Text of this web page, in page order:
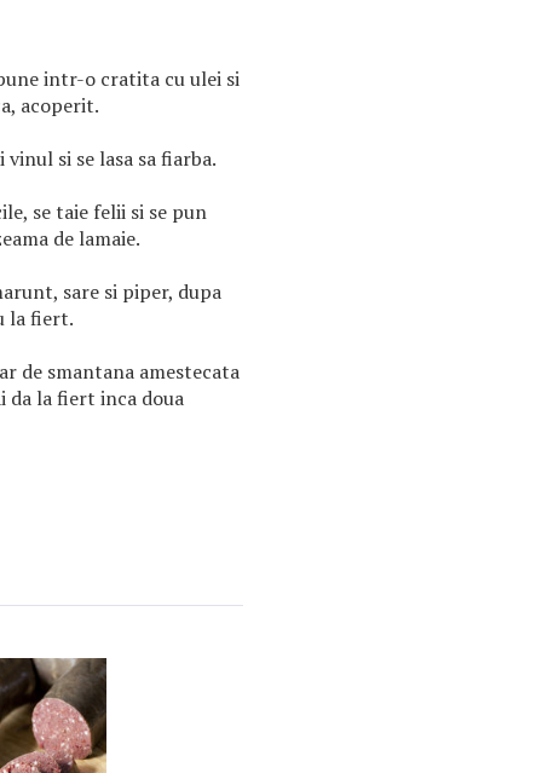
intr-o cratita cu ulei si
acoperit.
si se lasa sa fiarba.
se taie felii si se pun
de lamaie.
sare si piper, dupa
la fiert.
de smantana amestecata
da la fiert inca doua